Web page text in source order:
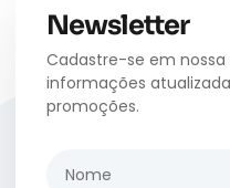
Newsletter
Cadastre-se em
informações
promoções.